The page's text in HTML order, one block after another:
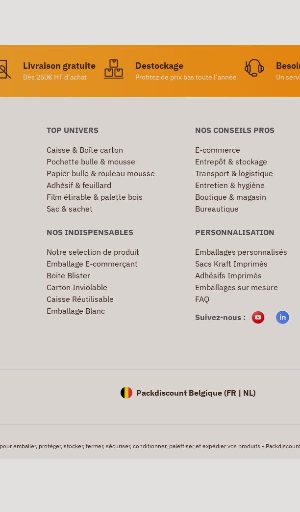
Livraison gratuite
Dès 250€ HT d’achat
Destockage
Profitez de prix bas toute l’année Un
TOP UNIVERS
Caisse & Boîte carton
Pochette bulle & mousse
Papier bulle & rouleau mousse
Adhésif & feuillard
Film étirable & palette bois
Sac & sachet
NOS CONSEILS PROS
E-commerce
Entrepôt & stockage
Transport & logistique
Entretien & hygiène
Boutique & magasin
Bureautique
NOS INDISPENSABLES
Notre selection de produit
Emballage E-commerçant
Boite Blister
Carton Inviolable
Caisse Réutilisable
Emballage Blanc
PERSONNALISATION
Emballages personnalisés
Sacs Kraft Imprimés
Adhésifs Imprimés
Emballages sur mesure
FAQ
Suivez-nous :
Packdiscount Belgique (FR | NL)
emballer, protéger, stocker, fermer, sécuriser, conditionner, palettiser et expédier vos produits -